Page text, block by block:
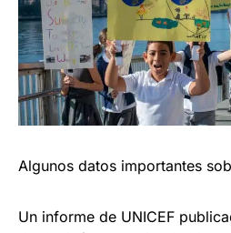
Algunos datos importantes
Un informe de UNICEF